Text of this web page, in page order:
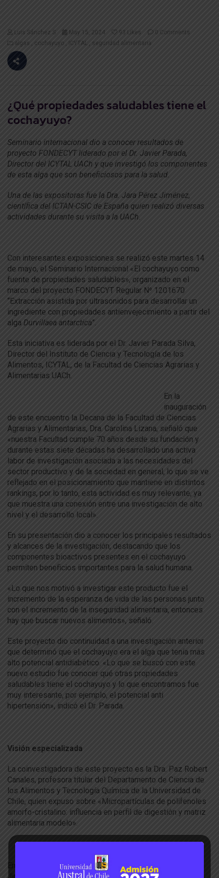
Luis Sánchez S May 15, 2024 93 Likes
0 Comments
algas
cochayuyo ICYTAL seguridad alimentaria
¿Qué propiedades saludables tiene el
cochayuyo?
Seminario internacional dio a conocer resultados de
proyecto FONDECYT liderado por el Dr. Javier Parada,
Director del ICYTAL UACh y que investigó los componentes
de esta alga que son beneficiosos para la salud.
Una de las expositoras fue la Dra. Jara Pérez Jiménez,
científica del ICTAN-CSIC de España quien realizó diversas
actividades durante su visita a la UACh.
Con interesantes exposiciones se realizó este martes 14
de mayo, el Seminario Internacional «El cochayuyo como
fuente de propiedades saludables», organizado en el
marco del proyecto FONDECYT Regular N⁰ 1201670
“Extracción asistida por ultrasonidos para desarrollar un
ingrediente con propiedades antienvejecimiento a partir del
alga Durvillaea antarctica”.
Esta iniciativa es liderada por el Dr. Javier Parada Silva,
Director del Instituto de Ciencia y Tecnología de los
Alimentos, ICYTAL, de la Facultad de Ciencias Agrarias y
Alimentarias UACh.
En la
inauguración
de este encuentro la Decana de la Facultad de Ciencias
Agrarias y Alimentarias, Dra. Carolina Lizana, señaló que
«nuestra Facultad cumple 70 años desde su fundación y
durante estas siete décadas ha desarrollado una activa
labor de investigación asociada a las necesidades del
sector productivo y de la sociedad en general, lo que se ve
reflejado en el posicionamiento que mantiene en distintos
rankings, por lo tanto, esta actividad es muy relevante, ya
que muestra una conexión entre una investigación de alto
nivel y el desarrollo local».
En su presentación dio a conocer los principales resultados
y alcances de la investigación, destacando que los
componentes bioactivos presentes en el cochayuyo
permiten beneficios importantes para la salud humana.
«Lo que nos motivó a investigar este producto fue el
incremento de la esperanza de vida de las personas junto
con el incremento de la inseguridad alimentaria, entonces
hay que buscar nuevos alimentos», señaló.
Este proyecto dio continuidad a una investigación anterior
que determinó que el cochayuyo era el alga que tenía más
alto potencial antidiabético. «Lo que se buscó con este
nuevo estudio fue conocer qué otras propiedades
saludables tiene el cochayuyo y lo que encontramos fue
muy interesante, por ejemplo, el potencial anti
hipertensión», indicó el Dr. Parada.
Visión especializada
La coinvestigadora de este proyecto es la Dra. Paz Robert
Canales, profesora titular del Departamento de Ciencia de
los Alimentos y Tecnología Química de la Universidad de
Chile, quien expuso sobre «Micropartículas de polifenoles
amorfo-cristalino: influencia en perfil de digestión y matriz
alimentaria modelo».
En tanto que desde España fue invitada la Dra. Jara Pérez
Jiménez, científica titular del Instituto de Ciencia y